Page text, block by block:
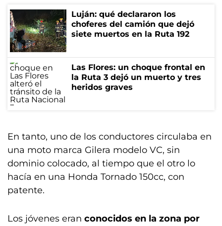
Luján: qué declararon los
choferes del camión que dejó
siete muertos en la Ruta 192
Las Flores: un choque frontal en
la Ruta 3 dejó un muerto y tres
heridos graves
En tanto, uno de los conductores circulaba en
una moto marca Gilera modelo VC, sin
dominio colocado, al tiempo que el otro lo
hacía en una Honda Tornado 150cc, con
patente.
Los jóvenes eran conocidos en la zona por